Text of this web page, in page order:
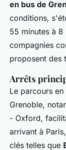
en bus de
conditions,
55 minutes à 8
compagnies
proposent des
Arrêts
Le parcours
Grenoble,
- Oxford,
arrivant à
clés telles que